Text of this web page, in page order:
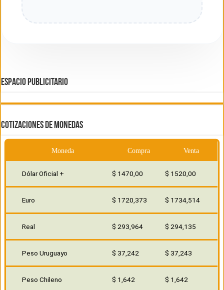
ESPACIO PUBLICITARIO
COTIZACIONES DE MONEDAS
Moneda Compra Venta
Dólar Oficial + $ 1470,00 $ 1520,00
Euro $ 1720,373 $ 1734,514
Real $ 293,964 $ 294,135
Peso Uruguayo $ 37,242 $ 37,243
Peso Chileno $ 1,642 $ 1,642